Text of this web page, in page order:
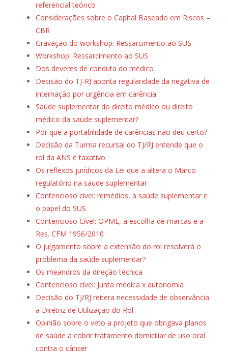
referencial teórico
Considerações sobre o Capital Baseado em Riscos –
CBR
Gravação do workshop: Ressarcimento ao SUS
Workshop: Ressarcimento ao SUS
Dos deveres de conduta do médico
Decisão do TJ-RJ aponta regularidade da negativa de
internação por urgência em carência
Saúde suplementar do direito médico ou direito
médico da saúde suplementar?
Por que a portabilidade de carências não deu certo?
Decisão da Turma recursal do TJ/RJ entende que o
rol da ANS é taxativo
Os reflexos jurídicos da Lei que a altera o Marco
regulatório na saude suplementar
Contencioso cível: remédios, a saúde suplementar e
o papel do SUS
Contencioso Cível: OPME, a escolha de marcas e a
Res. CFM 1956/2010
O julgamento sobre a extensão do rol resolverá o
problema da saúde suplementar?
Os meandros da direção técnica
Contencioso cível: Junta médica x autonomia
Decisão do TJ/RJ reitera necessidade de observância
a Diretriz de Utilização do Rol
Opinião sobre o veto a projeto que obrigava planos
de saúde a cobrir tratamento domiciliar de uso oral
contra o câncer